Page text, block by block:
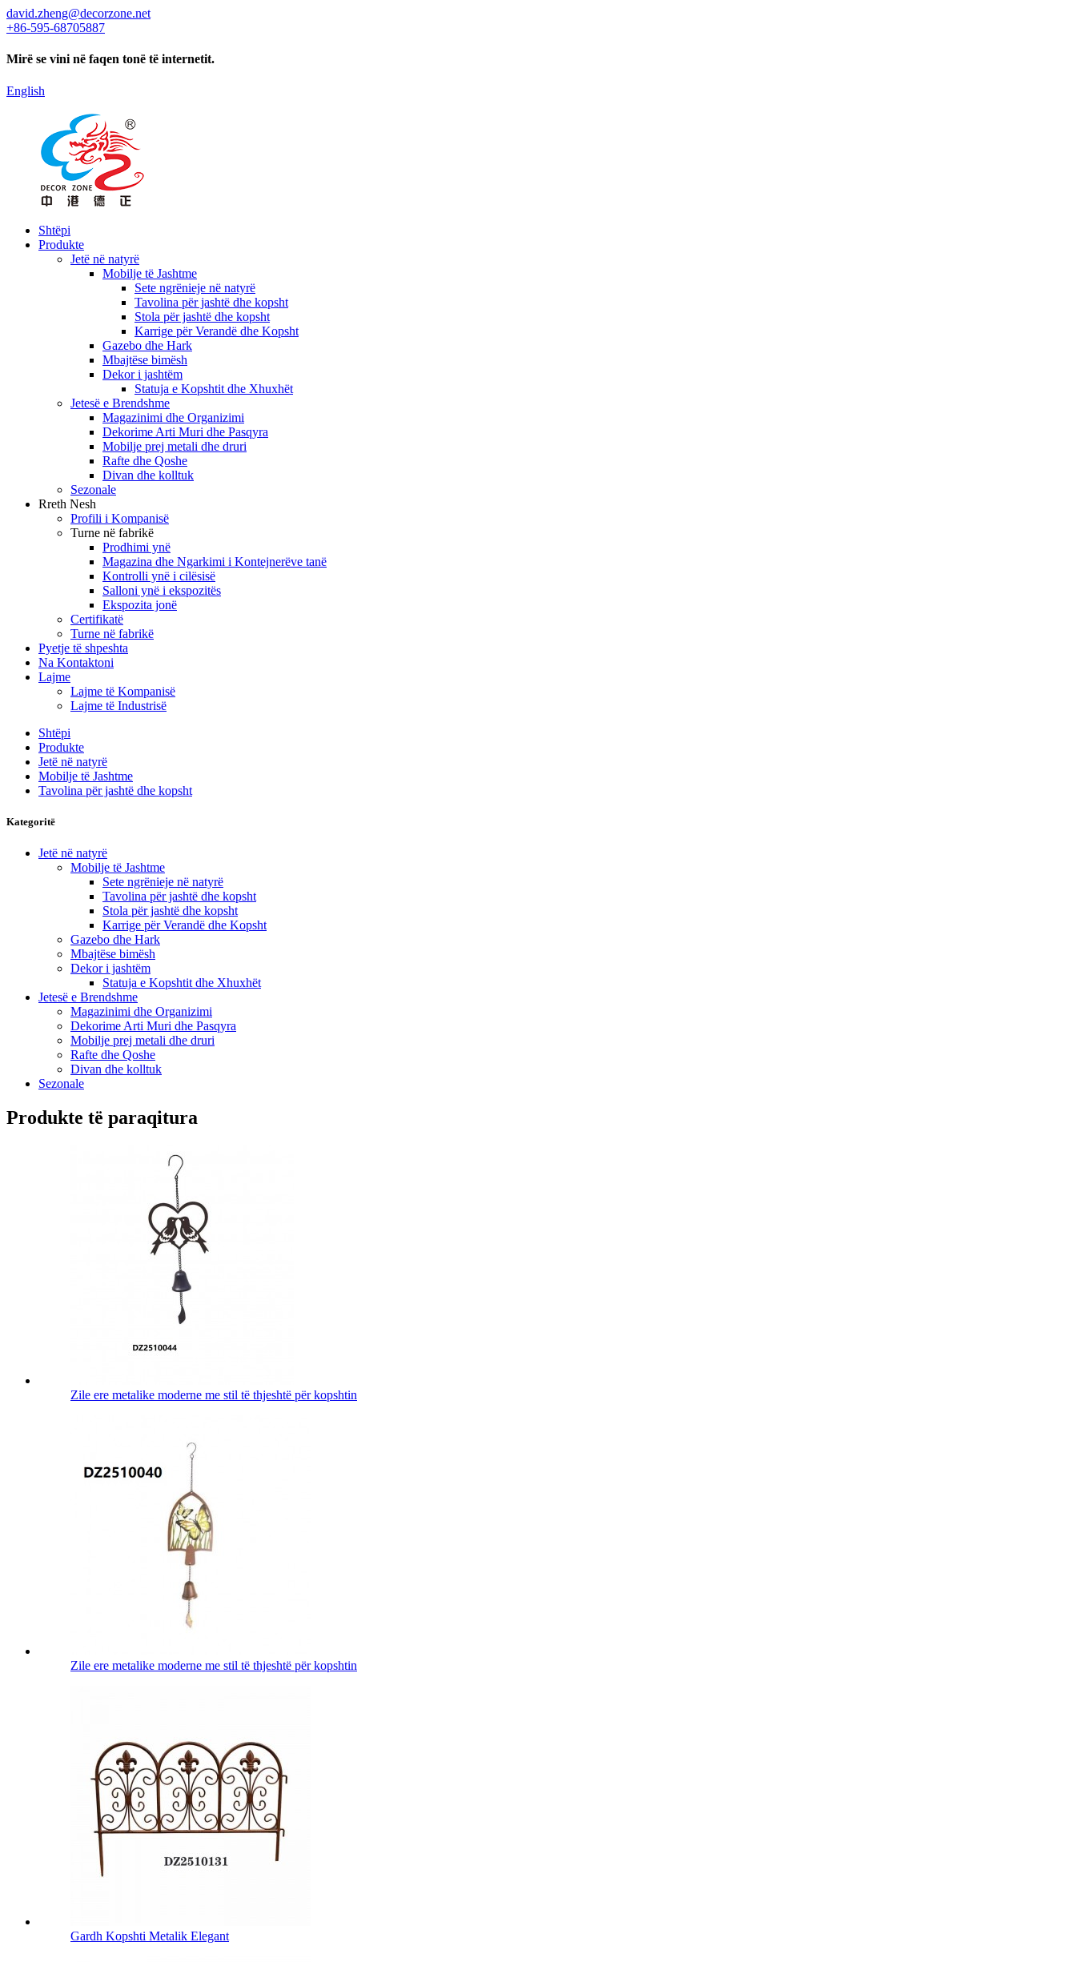
david.zheng@decorzone.net
+86-595-68705887
Mirë se vini në faqen tonë të internetit.
English
Shtëpi
Produkte
Jetë në natyrë
Mobilje të Jashtme
Sete ngrënieje në natyrë
Tavolina për jashtë dhe kopsht
Stola për jashtë dhe kopsht
Karrige për Verandë dhe Kopsht
Gazebo dhe Hark
Mbajtëse bimësh
Dekor i jashtëm
Statuja e Kopshtit dhe Xhuxhët
Jetesë e Brendshme
Magazinimi dhe Organizimi
Dekorime Arti Muri dhe Pasqyra
Mobilje prej metali dhe druri
Rafte dhe Qoshe
Divan dhe kolltuk
Sezonale
Rreth Nesh
Profili i Kompanisë
Turne në fabrikë
Prodhimi ynë
Magazina dhe Ngarkimi i Kontejnerëve tanë
Kontrolli ynë i cilësisë
Salloni ynë i ekspozitës
Ekspozita jonë
Certifikatë
Turne në fabrikë
Pyetje të shpeshta
Na Kontaktoni
Lajme
Lajme të Kompanisë
Lajme të Industrisë
Shtëpi
Produkte
Jetë në natyrë
Mobilje të Jashtme
Tavolina për jashtë dhe kopsht
Kategoritë
Jetë në natyrë
Mobilje të Jashtme
Sete ngrënieje në natyrë
Tavolina për jashtë dhe kopsht
Stola për jashtë dhe kopsht
Karrige për Verandë dhe Kopsht
Gazebo dhe Hark
Mbajtëse bimësh
Dekor i jashtëm
Statuja e Kopshtit dhe Xhuxhët
Jetesë e Brendshme
Magazinimi dhe Organizimi
Dekorime Arti Muri dhe Pasqyra
Mobilje prej metali dhe druri
Rafte dhe Qoshe
Divan dhe kolltuk
Sezonale
Produkte të paraqitura
Zile ere metalike moderne me stil të thjeshtë për kopshtin
Zile ere metalike moderne me stil të thjeshtë për kopshtin
Gardh Kopshti Metalik Elegant